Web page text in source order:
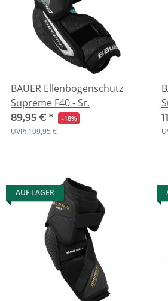
BAUER Ellenbogenschutz
Supreme F40 - Sr.
89,95 € * -18%
UVP: 109,95 €
AUF LAGER